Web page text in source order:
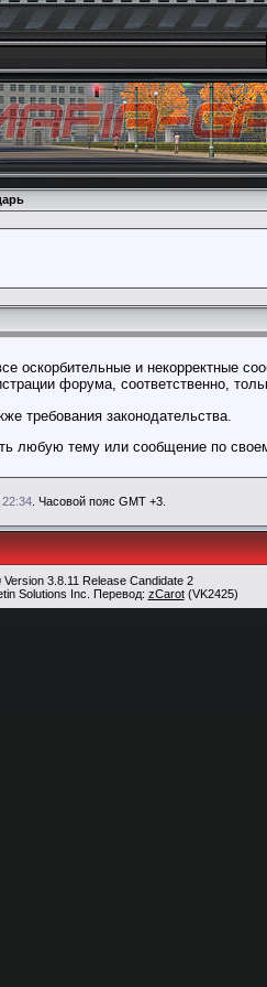
и некорректные
форума, соответственно,
требования законодательства.
любую тему или сообщение по
22:34 . Часовой пояс GMT +3.
3.8.11 Release Candidate 2
Solutions Inc. Перевод: zCarot(VK2425)